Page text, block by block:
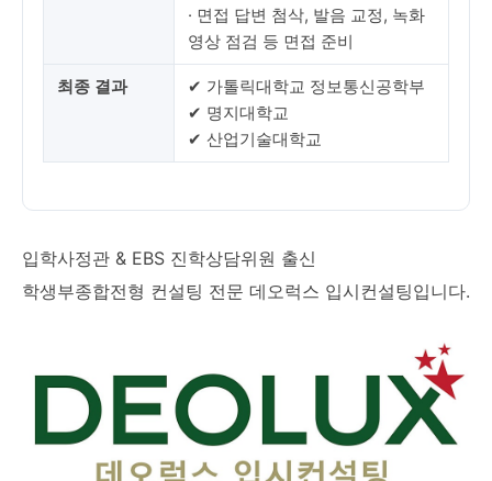
· 면접 답변 첨삭, 발음 교정, 녹화
영상 점검 등 면접 준비
최종 결과
✔ 가톨릭대학교 정보통신공학부
✔ 명지대학교
✔ 산업기술대학교
입학사정관 & EBS 진학상담위원 출신
학생부종합전형 컨설팅 전문 데오럭스 입시컨설팅입니다.